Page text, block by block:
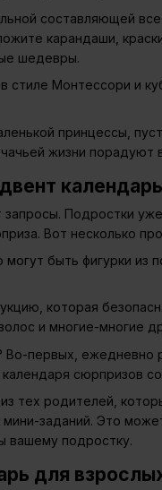
составляющей
карандаши,
шедевры.
стиле Монтессори и
принцессы,
жизни порадуют
Подростки
Вот несколько
быть фигурки из
которая
и многие-многие
первых, ежедневно
сюрпризов
тех родителей,
заданий. Это
вашему подростку.
для